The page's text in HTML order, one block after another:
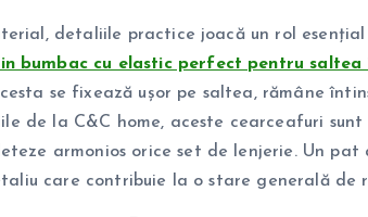
detaliile practice joacă un rol
bumbac cu elastic perfect pentru saltea
se fixează ușor pe saltea, rămâne
de la C&C home, aceste cearceafuri
armonios orice set de lenjerie. Un
care contribuie la o stare generală de